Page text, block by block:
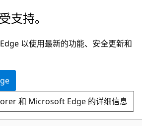
支持。
以使用最新的功能、安全更新和
和 Microsoft Edge 的详细信息